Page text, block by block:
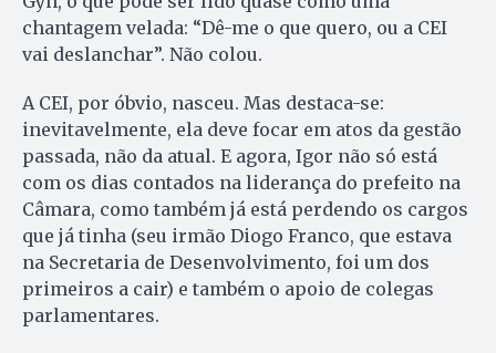
chantagem velada: “Dê-me o que quero, ou a CEI
vai deslanchar”. Não colou.
A CEI, por óbvio, nasceu. Mas destaca-se:
inevitavelmente, ela deve focar em atos da gestão
passada, não da atual. E agora, Igor não só está
com os dias contados na liderança do prefeito na
Câmara, como também já está perdendo os cargos
que já tinha (seu irmão Diogo Franco, que estava
na Secretaria de Desenvolvimento, foi um dos
primeiros a cair) e também o apoio de colegas
parlamentares.